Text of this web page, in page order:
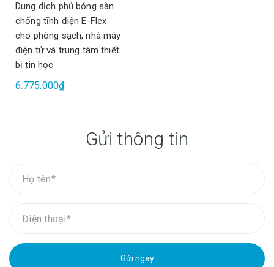
Dung dịch phủ bóng sàn
chống tĩnh điện E-Flex
cho phòng sạch, nhà máy
điện tử và trung tâm thiết
bị tin học
6.775.000₫
Gửi thông tin
Gửi ngay